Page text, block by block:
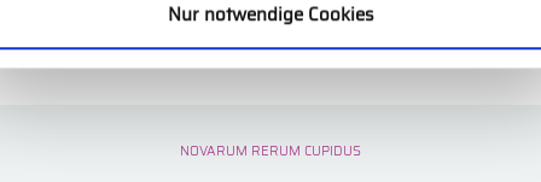
Nur notwendige Cookies
NOVARUM RERUM CUPIDUS